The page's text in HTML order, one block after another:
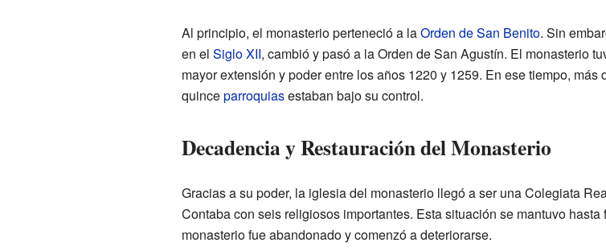
Al principio, el monasterio perteneció a laOrden de San Benito. Sin
en el Siglo XII, cambió y pasó a la Orden de San Agustín. El monasterio
mayor extensión y poder entre los años 1220 y 1259. En ese tiempo, más
quinceparroquiasestaban bajo su control.
Decadencia y Restauración del Monasterio
Gracias a su poder, la iglesia del monasterio llegó a ser una Colegiata
Contaba con seis religiosos importantes. Esta situación se mantuvo hasta
monasterio fue abandonado y comenzó a deteriorarse.